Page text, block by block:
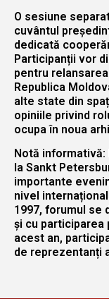
O sesiune
cuvântul
dedicată
Participanții vor
pentru
Republica
alte state din
opiniile privind
ocupa în noua
Notă
la Sankt
importante
nivel
1997, forumul se
și cu participarea
acest an,
de reprezentanți